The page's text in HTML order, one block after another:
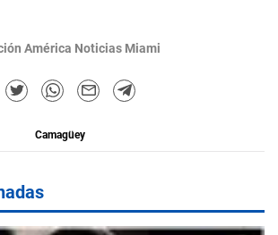
América Noticias Miami
Camagüey